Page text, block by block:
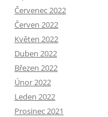
Červenec 2022
Červen 2022
Květen 2022
Duben 2022
Březen 2022
Únor 2022
Leden 2022
Prosinec 2021